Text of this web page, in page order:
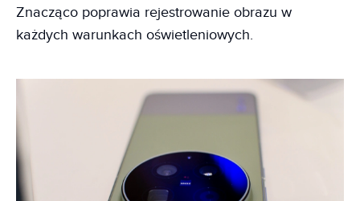
Znacząco poprawia rejestrowanie obrazu w
każdych warunkach oświetleniowych.